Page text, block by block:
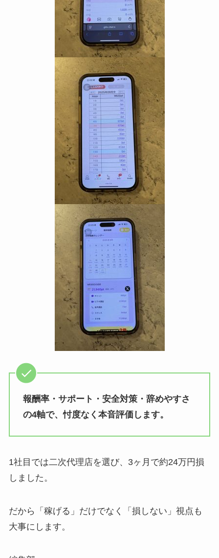
報酬率・サポート・安全対策・辞めやすさ
の4軸で、忖度なく本音評価します。
1社目では二次代理店を選び、3ヶ月で約24万円損
しました。
だから「稼げる」だけでなく「損しない」視点も
大事にします。